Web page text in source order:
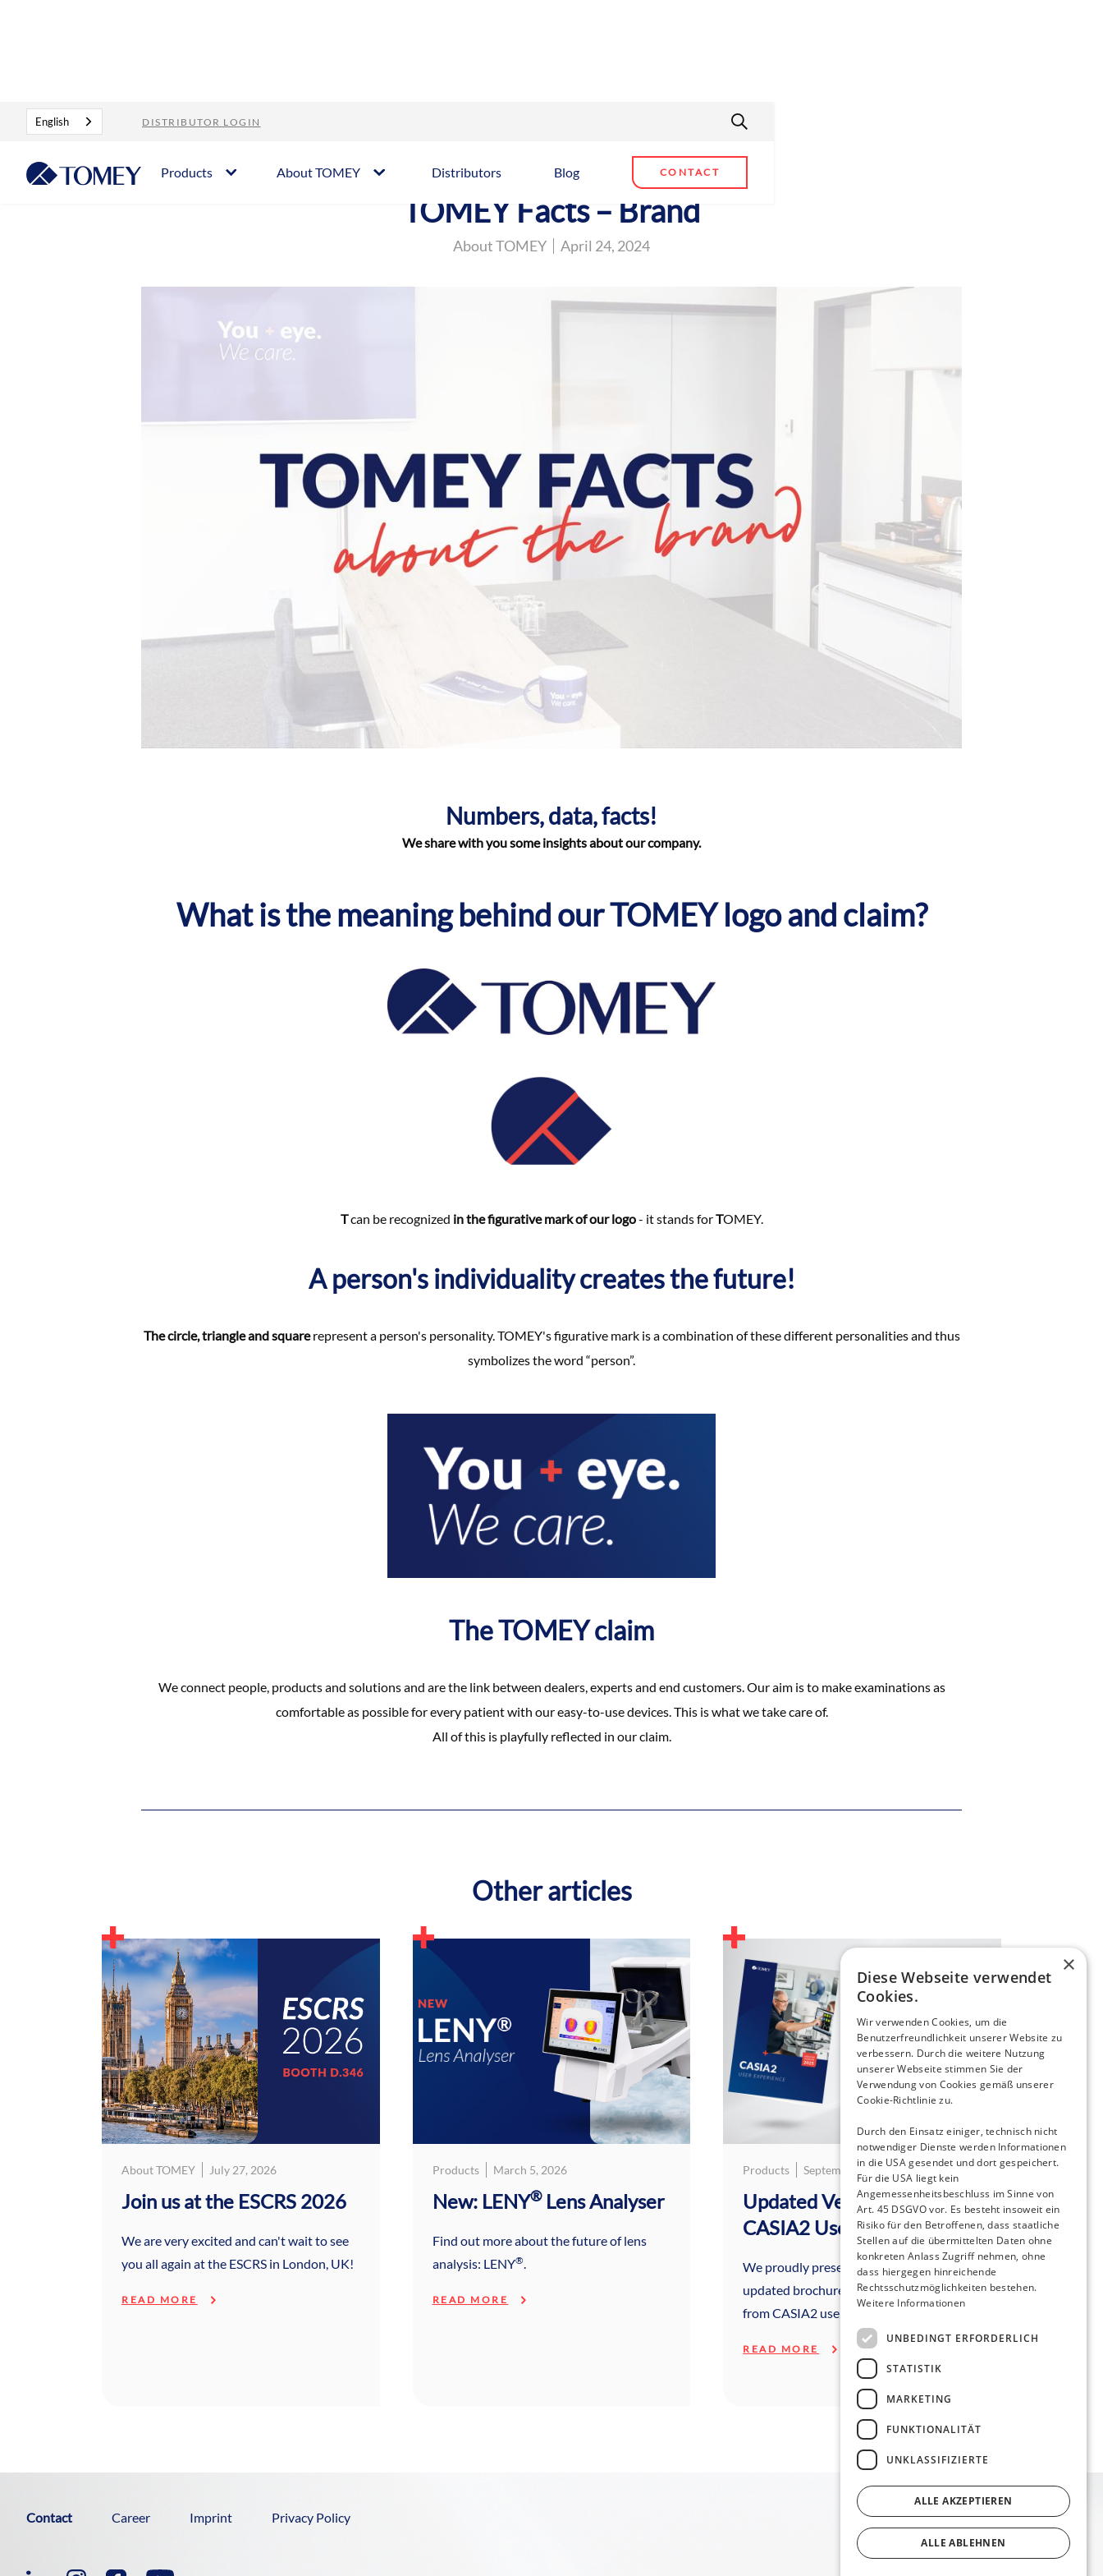
English DISTRIBUTOR LOGIN
Products About TOMEY Distributors Blog CONTACT
Blog TOMEY Facts – Brand
TOMEY Facts – Brand
About TOMEY April 24, 2024
Numbers, data, facts!
We share with you some insights about our company.
What is the meaning behind our TOMEY logo and claim?
Tcan be recognized in the figurative mark of our logo- it stands forTOMEY.
A person's individuality creates the future!
The circle, triangle and squarerepresent a person's personality. TOMEY's figurative mark is a combination of these different personalities and thus
symbolizes the word “person”.
The TOMEY claim
We connect people, products and solutions and are the link between dealers, experts and end customers. Our aim is to make examinations as
comfortable as possible for every patient with our easy-to-use devices. This is what we take care of.
All of this is playfully reflected in our claim.
Other articles
About TOMEY July 27, 2026
Join us at the ESCRS 2026
We are very excited and can't wait to see
you all again at the ESCRS in London, UK!
READ MORE
Products March 5, 2026
New: LENY®Lens Analyser
Find out more about the future of lens
analysis: LENY®.
READ MORE
Products September 9, 2025
Updated Version 2025:
CASIA2 User Experience
We proudly present our brand new,
updated brochure where you gain insights
from CASIA2 users.
READ MORE
Contact Career Imprint Privacy Policy
×
Diese Webseite verwendet
Cookies.
Wir verwenden Cookies, um die
Benutzerfreundlichkeit unserer Website zu
verbessern. Durch die weitere Nutzung
unserer Webseite stimmen Sie der
Verwendung von Cookies gemäß unserer
Cookie-Richtlinie zu.
Durch den Einsatz einiger, technisch nicht
notwendiger Dienste werden Informationen
in die USA gesendet und dort gespeichert.
Für die USA liegt kein
Angemessenheitsbeschluss im Sinne von
Art. 45 DSGVO vor. Es besteht insoweit ein
Risiko für den Betroffenen, dass staatliche
Stellen auf die übermittelten Daten ohne
konkreten Anlass Zugriff nehmen, ohne
dass hiergegen hinreichende
Rechtsschutzmöglichkeiten bestehen.
Weitere Informationen
UNBEDINGT ERFORDERLICH
STATISTIK
MARKETING
FUNKTIONALITÄT
UNKLASSIFIZIERTE
ALLE AKZEPTIEREN
ALLE ABLEHNEN